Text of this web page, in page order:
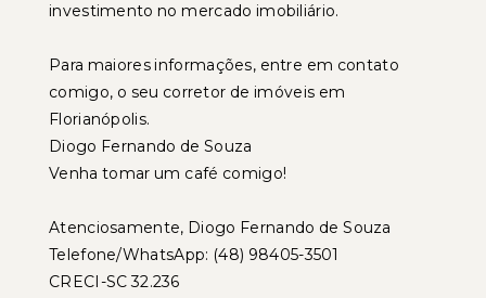
investimento no mercado imobiliário.
Para maiores informações, entre em contato
comigo, o seu corretor de imóveis em
Florianópolis.
Diogo Fernando de Souza
Venha tomar um café comigo!
Atenciosamente, Diogo Fernando de Souza
Telefone/WhatsApp: (48) 98405-3501
CRECI-SC 32.236